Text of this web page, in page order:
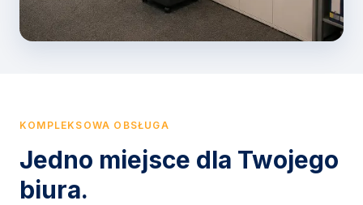
KOMPLEKSOWA OBSŁUGA
Jedno miejsce dla Twojego
biura.